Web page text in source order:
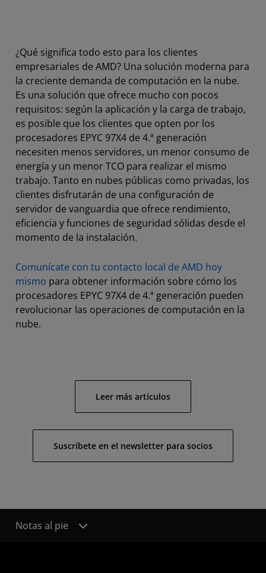
¿Qué significa todo esto para los clientes
empresariales de AMD? Una solución moderna para
la creciente demanda de computación en la nube.
Es una solución que ofrece mucho con pocos
requisitos: según la aplicación y la carga de trabajo,
es posible que los clientes que opten por los
procesadores EPYC 97X4 de 4.ª generación
necesiten menos servidores, un menor consumo de
energía y un menor TCO para realizar el mismo
trabajo. Tanto en nubes públicas como privadas, los
clientes disfrutarán de una configuración de
servidor de vanguardia que ofrece rendimiento,
eficiencia y funciones de seguridad sólidas desde el
momento de la instalación.
Comunícate con tu contacto local de AMD hoy
mismo para obtener información sobre cómo los
procesadores EPYC 97X4 de 4.ª generación pueden
revolucionar las operaciones de computación en la
nube.
Leer más artículos
Suscríbete en el newsletter para socios
Notas al pie